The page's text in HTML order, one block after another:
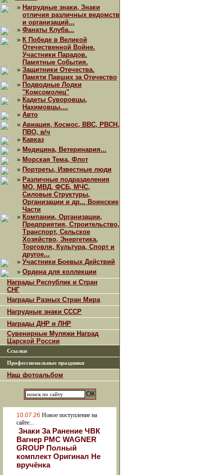
» Нагрудные знаки, Знаки
отличия различных ведомств
и организаций...
» Фанаты Клуба...
» К Победе в Великой
Отечественной Войне.
Участники Парадов.
Памятные События.
» Защитники Отечества.
Памяти Павших за Отечество
» Подводные Лодки
"Комсомолец"
» Кадеты Суворовцы,
Нахимовцы....
» Авто
» Авиация, Космос, ВВС, РВСН,
ПВО, в/ч
» Кавказ
» Медицина, Ветеринария...
» Морская Тема, Флот
» Портреты, Известные люди
» Различные подразделения
МО, МВД, ФСБ, МЧС,
Силовые Структуры,
Организации и др... Воинские
Части
» Компании, Организации,
Предприятия, Строительство,
Транспорт, Сельское
Хозяйство, Энергетика,
Торговля, Культура, Спорт и
другое...
» Участники Боевых Действий
» Ордена для коллекции
Награды Республик и Стран
СНГ
Награды Разных Стран Мира
Нагрудные знаки СССР
Награды ДНР и ЛНР
Сувенирные Муляжи Наград
Царской России
Ссылки
Профессиональные праздники
Наш фотоальбом
10.07.26 Новое поступление на
сайте...
Знаки За Ранение ЧВК
Вагнер РМС WAGNER
GROUP Полный
комплект Оригинал Не
вручёнка